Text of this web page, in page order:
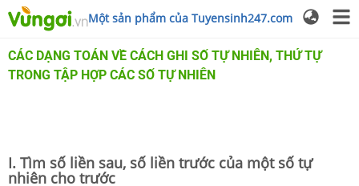
Một sản phẩm của Tuyensinh247.com
CÁC DẠNG TOÁN VỀ CÁCH GHI SỐ TỰ NHIÊN, THỨ TỰ
TRONG TẬP HỢP CÁC SỐ TỰ NHIÊN
I. Tìm số liền sau, số liền trước của một số tự
nhiên cho trước